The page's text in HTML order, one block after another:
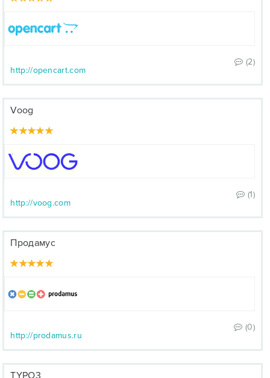
(2)
http://opencart.com
Voog
(1)
http://voog.com
Продамус
(0)
http://prodamus.ru
TYPO3